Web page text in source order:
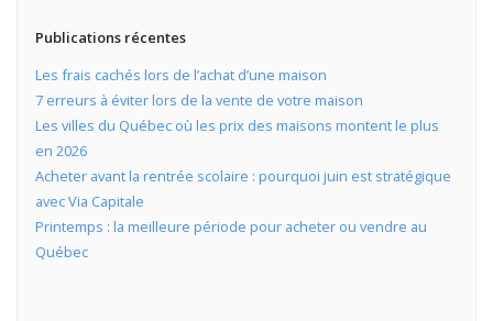
Publications récentes
Les frais cachés lors de l’achat d’une maison
7 erreurs à éviter lors de la vente de votre maison
Les villes du Québec où les prix des maisons montent le plus
en 2026
Acheter avant la rentrée scolaire : pourquoi juin est stratégique
avec Via Capitale
Printemps : la meilleure période pour acheter ou vendre au
Québec